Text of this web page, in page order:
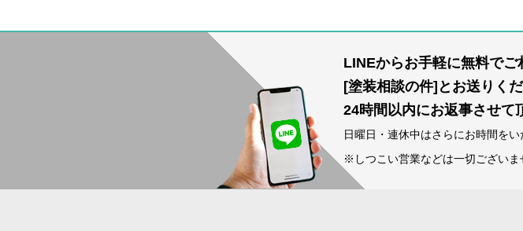
LINEからお手軽に無料でご
[塗装相談の件]とお送りくだ
24時間以内にお返事させて
日曜日・連休中はさらにお時間をい
※しつこい営業などは一切ございま